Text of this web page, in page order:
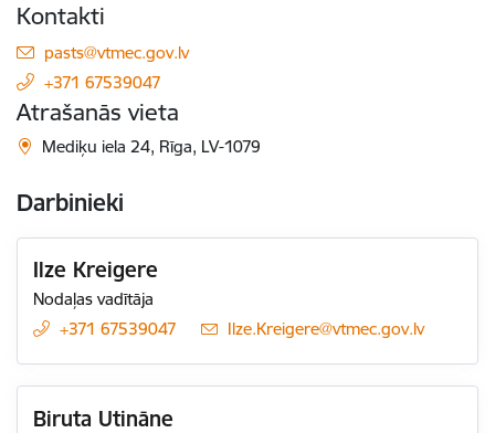
Kontakti
E-pasts:
pasts@vtmec.gov.lv
+371 67539047
Atrašanās vieta
Mediķu iela 24, Rīga, LV-1079
Darbinieki
Ilze Kreigere
Nodaļas vadītāja
+371 67539047
E-pasts:
Ilze.Kreigere@vtmec.gov.lv
Biruta Utināne